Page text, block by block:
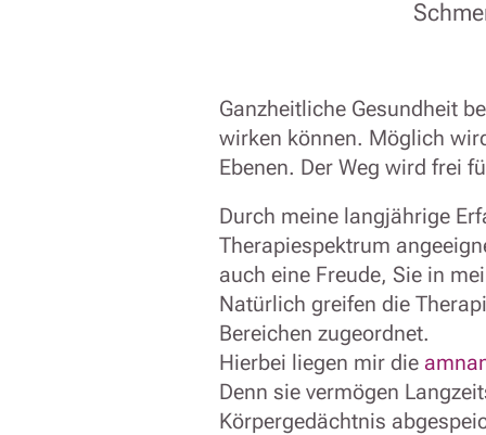
Ganzheitliche Gesundheit
wirken können. Möglich
Ebenen. Der Weg wird frei
Durch meine langjährige
Therapiespektrum
auch eine Freude, Sie in
Natürlich greifen die
Bereichen zugeordnet.
Hierbei liegen mir die
Denn sie vermögen
Körpergedächtnis